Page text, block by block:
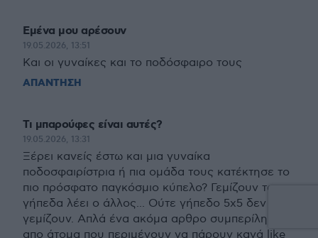
Εμένα μου αρέσουν
19.05.2026, 13:51
Και οι γυναίκες και το ποδόσφαιρο τους
ΑΠΑΝΤΗΣΗ
Τι μπαρούφες είναι αυτές?
19.05.2026, 13:31
Ξέρει κανείς έστω και μια γυναίκα
ποδοσφαιρίστρια ή πια ομάδα τους κατέκτησε το
πιο πρόσφατο παγκόσμιο κύπελο? Γεμίζουν τα
γήπεδα λέει ο άλλος... Ούτε γήπεδο 5χ5 δεν
γεμίζουν. Απλά ένα ακόμα αρθρο συμπερίληψης
απο άτομα που περιμένουν να πάρουν κανά like